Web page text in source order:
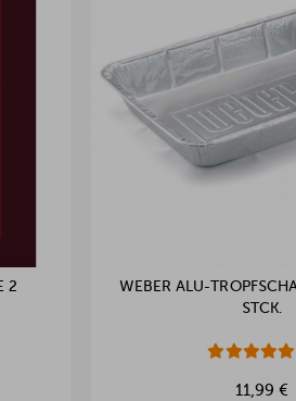
2
WEBER ALU-
TCK.
11,99 €